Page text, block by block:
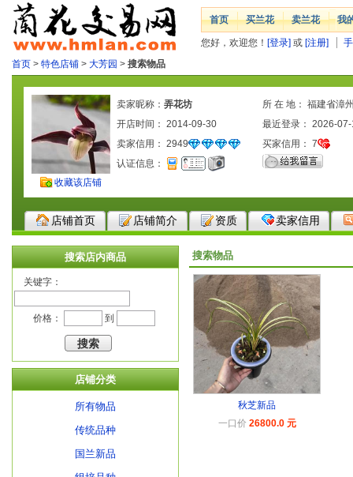
首页 买兰花 卖兰花 我
您好，欢迎您！ [登录] 或 [注册]
首页 > 特色店铺 > 大芳园 > 搜索物品
收藏该店铺
卖家昵称： 弄花坊
所 在 地： 福建省漳
开店时间： 2014-09-30
最近登录： 2026-
卖家信用： 2949 买家信用： 7
认证信息：
店铺首页 店铺简介 资质 卖家信用
搜索店内商品
关键字：
价格： 到
店铺分类
所有物品
传统品种
国兰新品
搜索物品
秋芝新品
一口价 26800.0 元